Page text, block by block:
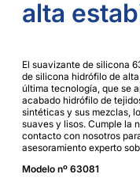
alta
El suavizante de silicona
de silicona hidrófilo de
última tecnología, que se
acabado hidrófilo de
sintéticas y sus mezclas,
suaves y lisos. Cumple la
contacto con nosotros
asesoramiento experto
Modelo nº 63081